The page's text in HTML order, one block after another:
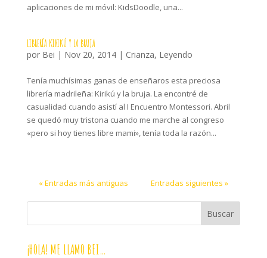
aplicaciones de mi móvil: KidsDoodle, una...
LIBRERÍA KIRIKÚ Y LA BRUJA
por Bei | Nov 20, 2014| Crianza, Leyendo
Tenía muchísimas ganas de enseñaros esta preciosa
librería madrileña: Kirikú y la bruja. La encontré de
casualidad cuando asistí al I Encuentro Montessori. Abril
se quedó muy tristona cuando me marche al congreso
«pero si hoy tienes libre mami», tenía toda la razón...
« Entradas más antiguas Entradas siguientes »
¡HOLA! ME LLAMO BEI…